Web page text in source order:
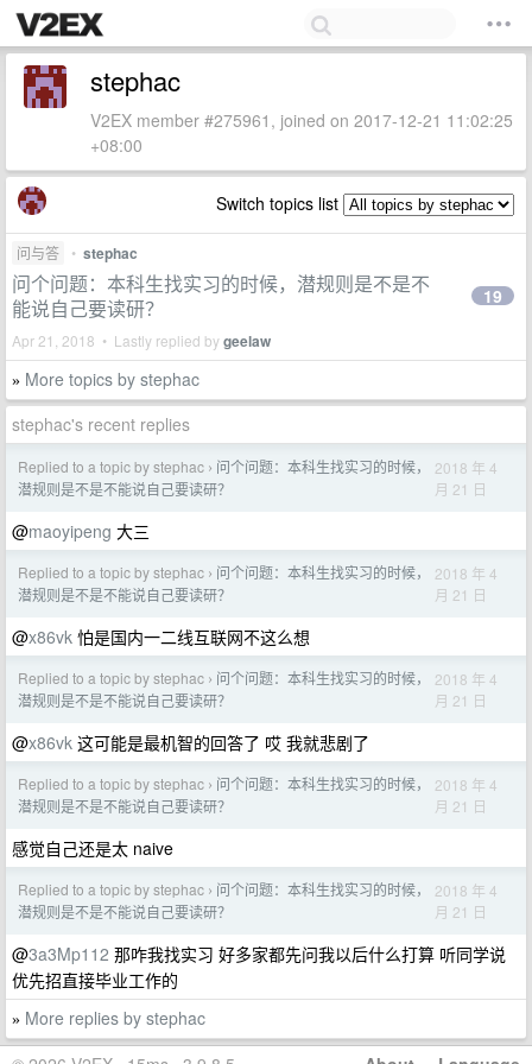
stephac
V2EX member #275961, joined on 2017-12-21 11:02:25
+08:00
Switch topics list
问与答 • stephac
问个问题：本科生找实习的时候，潜规则是不是不
能说自己要读研？
Apr 21, 2018 • Lastly replied bygeelaw
19
» More topics by stephac
stephac's recent replies
Replied to a topic by stephac › 问个问题：本科生找实习的时候，
潜规则是不是不能说自己要读研？
2018 年 4
月 21 日
@maoyipeng 大三
Replied to a topic by stephac › 问个问题：本科生找实习的时候，
潜规则是不是不能说自己要读研？
2018 年 4
月 21 日
@x86vk 怕是国内一二线互联网不这么想
Replied to a topic by stephac › 问个问题：本科生找实习的时候，
潜规则是不是不能说自己要读研？
2018 年 4
月 21 日
@x86vk 这可能是最机智的回答了 哎 我就悲剧了
Replied to a topic by stephac › 问个问题：本科生找实习的时候，
潜规则是不是不能说自己要读研？
2018 年 4
月 21 日
感觉自己还是太 naive
Replied to a topic by stephac › 问个问题：本科生找实习的时候，
潜规则是不是不能说自己要读研？
2018 年 4
月 21 日
@3a3Mp112 那咋我找实习 好多家都先问我以后什么打算 听同学说
优先招直接毕业工作的
» More replies by stephac